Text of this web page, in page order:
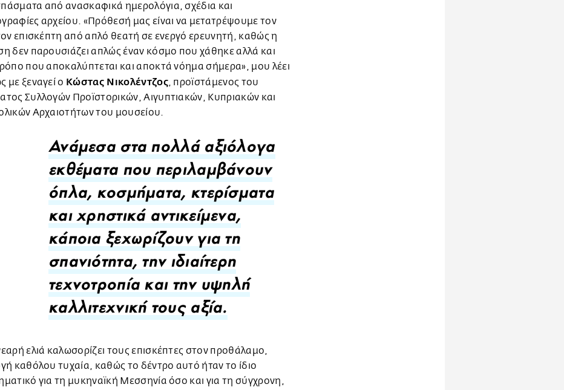
από ανασκαφικά ημερολόγια, σχέδια και
αρχείου. «Πρόθεσή μας είναι να μετατρέψουμε τον
επισκέπτη από απλό θεατή σε ενεργό ερευνητή, καθώς η
δεν παρουσιάζει απλώς έναν κόσμο που χάθηκε αλλά και
που αποκαλύπτεται και αποκτά νόημα σήμερα», μου λέει
με ξεναγεί ο Κώστας Νικολέντζος, προϊστάμενος του
Συλλογών Προϊστορικών, Αιγυπτιακών, Κυπριακών και
Αρχαιοτήτων του μουσείου.
Ανάμεσα στα πολλά αξιόλογα
εκθέματα που περιλαμβάνουν
όπλα, κοσμήματα, κτερίσματα
και χρηστικά αντικείμενα,
κάποια ξεχωρίζουν για τη
σπανιότητα, την ιδιαίτερη
τεχνοτροπία και την υψηλή
καλλιτεχνική τους αξία.
ελιά καλωσορίζει τους επισκέπτες στον προθάλαμο,
καθόλου τυχαία, καθώς το δέντρο αυτό ήταν το ίδιο
για τη μυκηναïκή Μεσσηνία όσο και για τη σύγχρονη,